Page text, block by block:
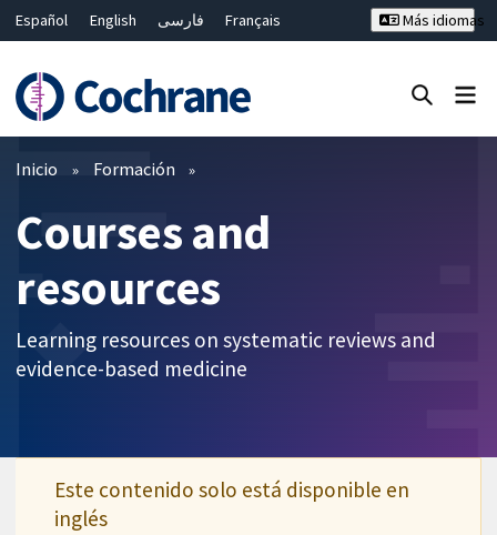
Español English فارسی
Français
Bahasa Malaysia
ไทย 繁體中文
Más idiomas
Filtros
Inicio Formación
Courses and
resources
Learning resources on systematic reviews and
evidence-based medicine
Este contenido solo está disponible en
inglés